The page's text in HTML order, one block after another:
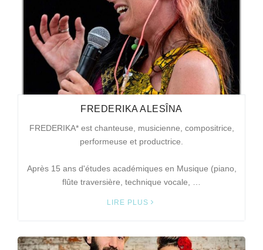
FREDERIKA ALESÎNA
FREDERIKA* est chanteuse, musicienne, compositrice,
performeuse et productrice.
Après 15 ans d'études académiques en Musique (piano,
flûte traversière, technique vocale, …
LIRE PLUS